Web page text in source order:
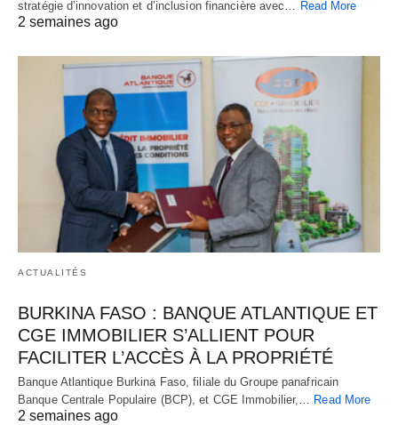
stratégie d’innovation et d’inclusion financière avec… Read More
2 semaines ago
ACTUALITÉS
BURKINA FASO : BANQUE ATLANTIQUE ET
CGE IMMOBILIER S’ALLIENT POUR
FACILITER L’ACCÈS À LA PROPRIÉTÉ
Banque Atlantique Burkina Faso, filiale du Groupe panafricain
Banque Centrale Populaire (BCP), et CGE Immobilier,… Read More
2 semaines ago